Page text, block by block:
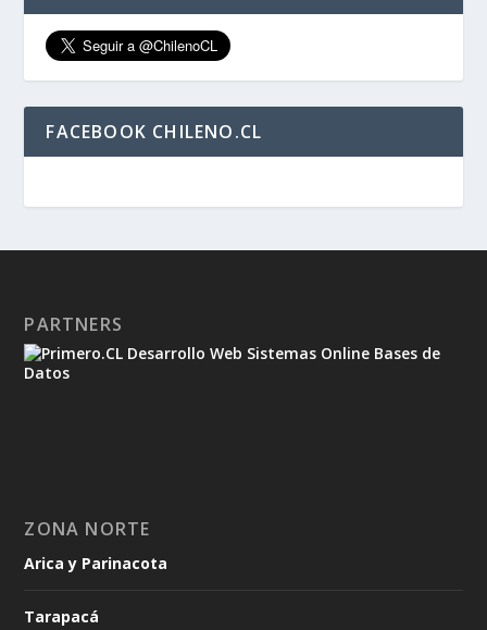
FACEBOOK CHILENO.CL
PARTNERS
ZONA NORTE
Arica y Parinacota
Tarapacá